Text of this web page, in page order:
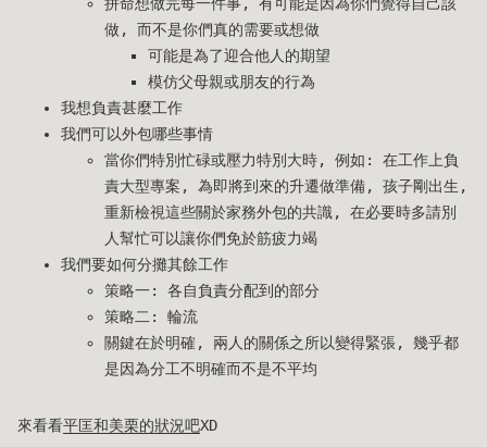
做, 而不是你們真的需要或想做
可能是為了迎合他人的期望
模仿父母親或朋友的行為
我想負責甚麼工作
我們可以外包哪些事情
當你們特別忙碌或壓力特別大時, 例如: 在工作上負
責大型專案, 為即將到來的升遷做準備, 孩子剛出生,
重新檢視這些關於家務外包的共識, 在必要時多請別
人幫忙可以讓你們免於筋疲力竭
我們要如何分攤其餘工作
策略一: 各自負責分配到的部分
策略二: 輪流
關鍵在於明確, 兩人的關係之所以變得緊張, 幾乎都
是因為分工不明確而不是不平均
來看看平匡和美栗的狀況吧XD